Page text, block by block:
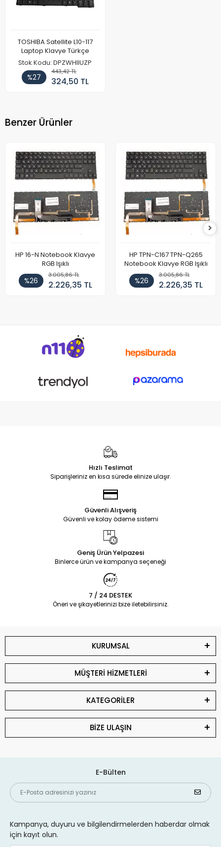
TOSHIBA Satellite L10-117
Laptop Klavye Türkçe
Stok Kodu: DPZWHIIUZP
%27
443,42 TL
324,50 TL
Benzer Ürünler
HP 16-N Notebook Klavye
RGB Işıklı
%26
3.005,86 TL
2.226,35 TL
HP TPN-C167 TPN-Q265
Notebook Klavye RGB Işıklı
%26
3.005,86 TL
2.226,35 TL
Hızlı Teslimat
Siparişleriniz en kısa sürede elinize ulaşır.
Güvenli Alışveriş
Güvenli ve kolay ödeme sistemi
Geniş Ürün Yelpazesi
Binlerce ürün ve kampanya seçeneği
7 / 24 DESTEK
Öneri ve şikayetlerinizi bize iletebilirsiniz.
KURUMSAL
MÜŞTERİ HİZMETLERİ
KATEGORİLER
BİZE ULAŞIN
E-Bülten
Kampanya, duyuru ve bilgilendirmelerden haberdar olmak
için kayıt olun.